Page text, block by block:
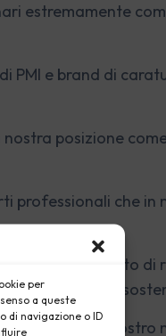
per
a queste
di navigazione o ID
estremamente
PMI e brand di
posizione
professionali che in
hanno scelto di
soluzioni
sempre del